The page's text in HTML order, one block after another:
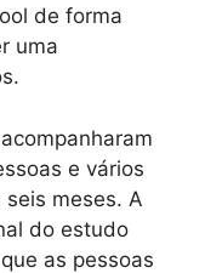
de forma
uma
e vários
meses. A
do estudo
as pessoas